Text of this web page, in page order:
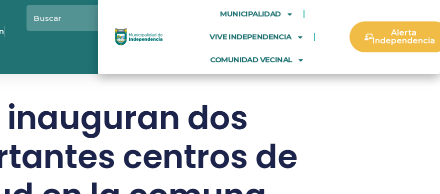
MUNICIPALIDAD
VIVE INDEPENDENCIA
COMUNIDAD VECINAL
Alerta
Independencia
inauguran dos
centros de